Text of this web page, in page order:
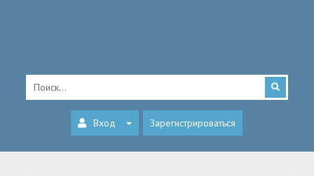
Вход Зарегистрироваться